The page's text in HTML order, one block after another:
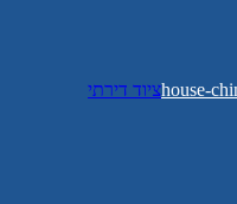
ציוד דירתי